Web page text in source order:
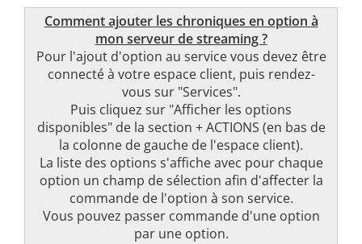
Comment ajouter les chroniques en option à
mon serveur de streaming ?
Pour l'ajout d'option au service vous devez être
connecté à votre espace client, puis rendez-
vous sur "Services".
Puis cliquez sur "Afficher les options
disponibles" de la section + ACTIONS (en bas de
la colonne de gauche de l'espace client).
La liste des options s'affiche avec pour chaque
option un champ de sélection afin d'affecter la
commande de l'option à son service.
Vous pouvez passer commande d'une option
par une option.